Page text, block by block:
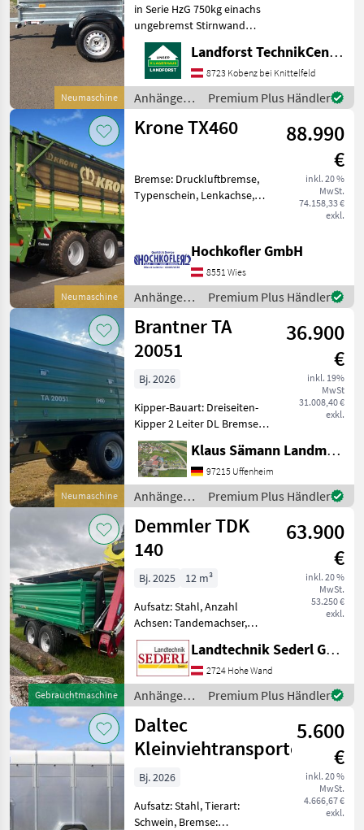
Neumaschine
in Serie HzG 750kg einachs
ungebremst Stirnwand
klappbar Aufsatzwände
600mm Flachplane grau
inkl. 2Stk.
Rohrabstellstützen Um
Ihnen unnötige Wartezeiten
oder Wegst
Landforst TechnikCenter Knittelfeld
8723 Kobenz bei Knittelfeld
Anhänger /
Pongratz
Premium Plus Händler
Neumaschine
Krone TX460
88.990
€
inkl. 20 %
MwSt.
74.158,33 €
exkl.
Bremse: Druckluftbremse,
Typenschein, Lenkachse,
Häckselanhänger - 46m³
Fassungsvermögen - hydr.
Austragung - gelenkte Hin
Hochkofler GmbH
8551 Wies
Anhänger /
Krone
Premium Plus Händler
Neumaschine
Brantner TA
20051
36.900
€
inkl. 19%
MwSt
31.008,40 €
exkl.
Bj. 2026
Kipper-Bauart: Dreiseiten-
Kipper 2 Leiter DL Bremse
mit ALB, Abnehmbarer
Lampenschutz, autom.
Anhängekupplung, Öl und
Luft hinten, Planenaufbau
mit Rollplane, Bedien
Klaus Sämann Landmaschinen Fachbetrieb GmbH
97215 Uffenheim
Anhänger /
Brantner
Premium Plus Händler
Gebrauchtmaschine
Demmler TDK
140
63.900
€
inkl. 20 %
MwSt.
53.250 €
exkl.
Bj. 2025
12 m³
Aufsatz: Stahl, Anzahl
Achsen: Tandemachser,
Kipper-Bauart: Dreiseiten-
Kipper, Bremse:
Druckluftbremse, Pendel-
Bordwände, Typenschein,
Sattelstützwinde
Neuwertiger Kipper
Landtechnik Sederl GmbH
2724 Hohe Wand
Anhänger /
Demmler
Premium Plus Händler
Daltec
Kleinviehtransporter
5.600
€
inkl. 20 %
MwSt.
4.666,67 €
exkl.
Bj. 2026
Aufsatz: Stahl, Tierart:
Schwein, Bremse: